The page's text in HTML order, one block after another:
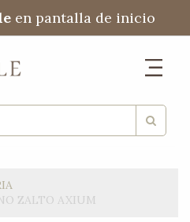
en pantalla de inicio
ZALTO AXIUM